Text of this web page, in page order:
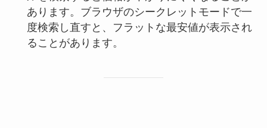
あります。ブラウザのシークレットモードで一
度検索し直すと、フラットな最安値が表示され
ることがあります。